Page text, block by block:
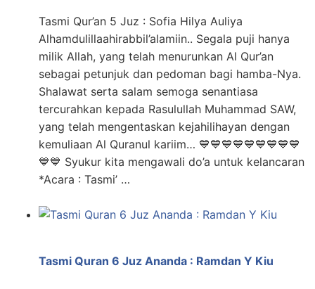
Tasmi Qur’an 5 Juz : Sofia Hilya Auliya
Alhamdulillaahirabbil’alamiin.. Segala puji hanya
milik Allah, yang telah menurunkan Al Qur’an
sebagai petunjuk dan pedoman bagi hamba-Nya.
Shalawat serta salam semoga senantiasa
tercurahkan kepada Rasulullah Muhammad SAW,
yang telah mengentaskan kejahilihayan dengan
kemuliaan Al Quranul kariim… 💙💙💙💙💙💙💙💙💙
💙💙 Syukur kita mengawali do’a untuk kelancaran
*Acara : Tasmi’ …
Tasmi Quran 6 Juz Ananda : Ramdan Y Kiu